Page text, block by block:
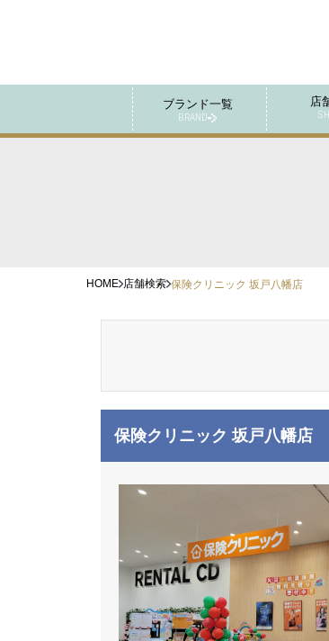
ブランド一覧
BRAND
店
HOME 店舗検索 保険クリニック 坂戸八幡店
保険クリニック 坂戸八幡店